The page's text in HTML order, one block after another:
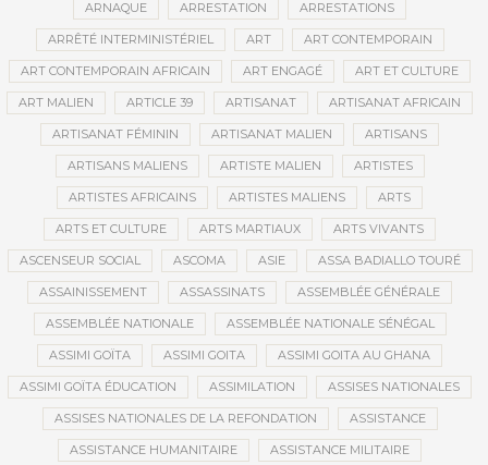
ARNAQUE ARRESTATION ARRESTATIONS
ARRÊTÉ INTERMINISTÉRIEL ART ART CONTEMPORAIN
ART CONTEMPORAIN AFRICAIN ART ENGAGÉ ART ET CULTURE
ART MALIEN ARTICLE 39 ARTISANAT ARTISANAT AFRICAIN
ARTISANAT FÉMININ ARTISANAT MALIEN ARTISANS
ARTISANS MALIENS ARTISTE MALIEN ARTISTES
ARTISTES AFRICAINS ARTISTES MALIENS ARTS
ARTS ET CULTURE ARTS MARTIAUX ARTS VIVANTS
ASCENSEUR SOCIAL ASCOMA ASIE ASSA BADIALLO TOURÉ
ASSAINISSEMENT ASSASSINATS ASSEMBLÉE GÉNÉRALE
ASSEMBLÉE NATIONALE ASSEMBLÉE NATIONALE SÉNÉGAL
ASSIMI GOÏTA ASSIMI GOITA ASSIMI GOITA AU GHANA
ASSIMI GOÏTA ÉDUCATION ASSIMILATION ASSISES NATIONALES
ASSISES NATIONALES DE LA REFONDATION ASSISTANCE
ASSISTANCE HUMANITAIRE ASSISTANCE MILITAIRE